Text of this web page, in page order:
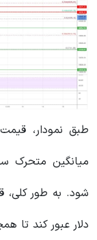
دلار عبور کند تا